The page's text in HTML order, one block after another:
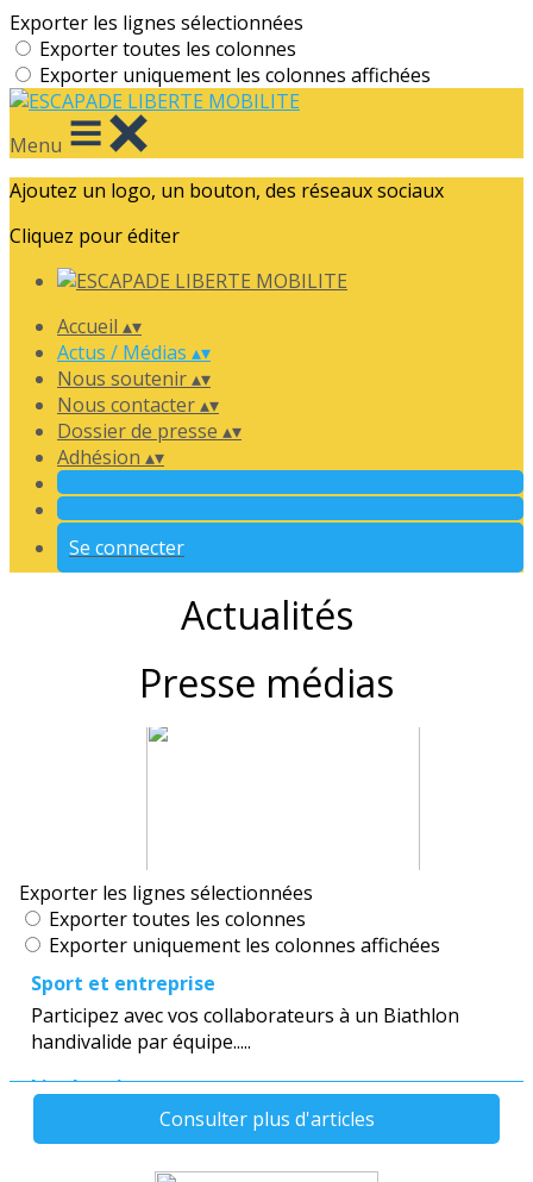
Exporter les lignes sélectionnées
Exporter toutes les colonnes
Exporter uniquement les colonnes affichées
Menu
Ajoutez un logo, un bouton, des réseaux sociaux
Cliquez pour éditer
Accueil ▴▾
Actus / Médias ▴▾
Nous soutenir▴▾
Nous contacter▴▾
Dossier de presse ▴▾
Adhésion ▴▾
Se connecter
Actualités
Presse médias